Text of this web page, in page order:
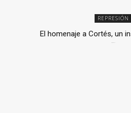
REPRESIÓN
El homenaje a Cortés, un